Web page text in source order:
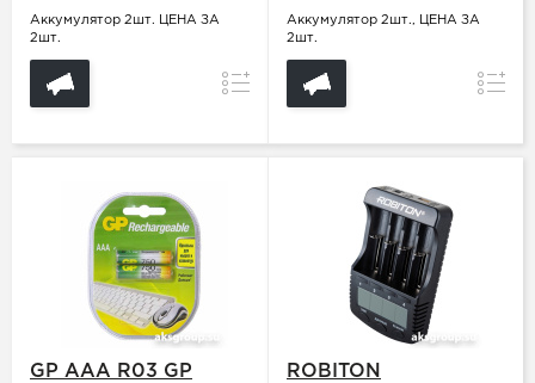
Аккумулятор 2шт. ЦЕНА ЗА
2шт.
Сравнение
Аккумулятор 2шт., ЦЕНА ЗА
2шт.
GP ААA R03 GP
ROBITON